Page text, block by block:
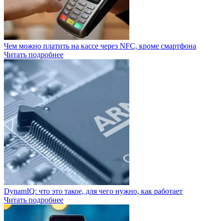
Чем можно платить на кассе через NFC, кроме смартфона
Читать подробнее
DynamIQ: что это такое, для чего нужно, как работает
Читать подробнее